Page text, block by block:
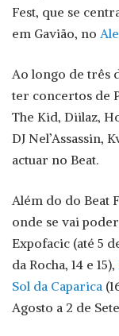
Fest, que se
em Gavião, no
Ao longo de três
ter concertos de
The Kid, Diilaz,
DJ Nel’Assassin,
actuar no Beat.
Além do do Beat
onde se vai
Expofacic (até 5
da Rocha, 14 e 15),
Sol da Caparica
Agosto a 2 de